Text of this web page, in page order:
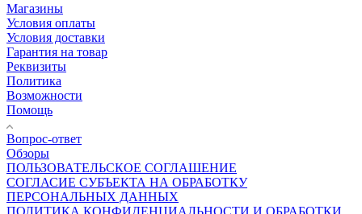
Магазины
Условия оплаты
Условия доставки
Гарантия на товар
Реквизиты
Политика
Возможности
Помощь
Вопрос-ответ
Обзоры
ПОЛЬЗОВАТЕЛЬСКОЕ СОГЛАШЕНИЕ
СОГЛАСИЕ СУБЪЕКТА НА ОБРАБОТКУ
ПЕРСОНАЛЬНЫХ ДАННЫХ
ПОЛИТИКА КОНФИДЕНЦИАЛЬНОСТИ И ОБРАБОТКИ